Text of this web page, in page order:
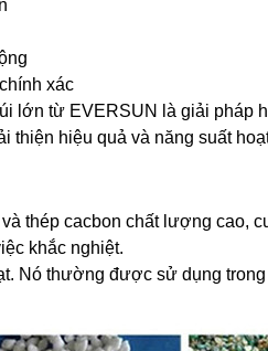
xác
lớn từ EVERSUN là giải
thiện hiệu quả và năng suất
thép cacbon chất lượng cao,
khắc nghiệt.
Nó thường được sử dụng